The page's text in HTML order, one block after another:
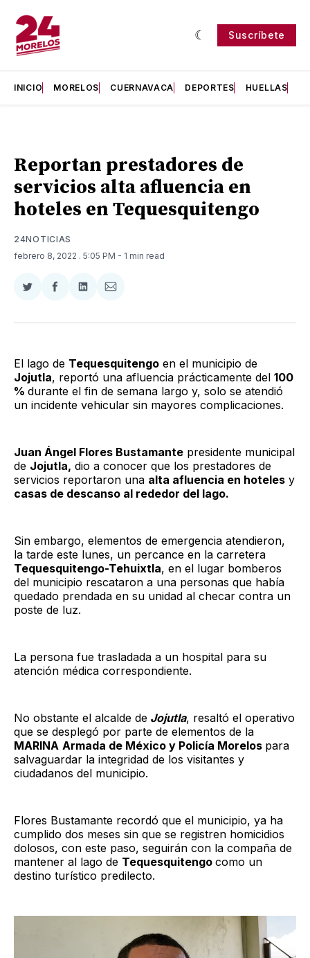
Suscríbete
INICIO MORELOS CUERNAVACA DEPORTES HUELLAS
Reportan prestadores de
servicios alta afluencia en
hoteles en Tequesquitengo
24NOTICIAS
febrero 8, 2022 . 5:05 PM - 1 min read
Compartir
Twitter
Compartir
Facebook
Compartir
LinkedIn
Compartir
Email
El lago de Tequesquitengo en el municipio de
Jojutla, reportó una afluencia prácticamente del 100
% durante el fin de semana largo y, solo se atendió
un incidente vehicular sin mayores complicaciones.
Juan Ángel Flores Bustamante presidente municipal
de Jojutla, dio a conocer que los prestadores de
servicios reportaron una alta afluencia en hoteles y
casas de descanso al rededor del lago.
Sin embargo, elementos de emergencia atendieron,
la tarde este lunes, un percance en la carretera
Tequesquitengo-Tehuixtla, en el lugar bomberos
del municipio rescataron a una personas que había
quedado prendada en su unidad al checar contra un
poste de luz.
La persona fue trasladada a un hospital para su
atención médica correspondiente.
No obstante el alcalde de Jojutla, resaltó el operativo
que se desplegó por parte de elementos de la
MARINA Armada de México y Policía Morelos para
salvaguardar la integridad de los visitantes y
ciudadanos del municipio.
Flores Bustamante recordó que el municipio, ya ha
cumplido dos meses sin que se registren homicidios
dolosos, con este paso, seguirán con la compaña de
mantener al lago de Tequesquitengo como un
destino turístico predilecto.